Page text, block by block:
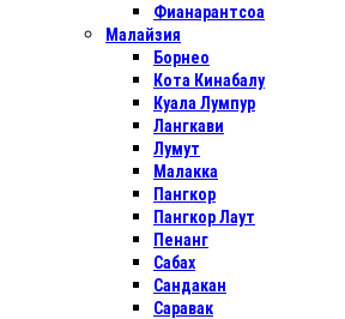
Фианарантсоа
Малайзия
Борнео
Кота Кинабалу
Куала Лумпур
Лангкави
Лумут
Малакка
Пангкор
Пангкор Лаут
Пенанг
Сабах
Сандакан
Саравак